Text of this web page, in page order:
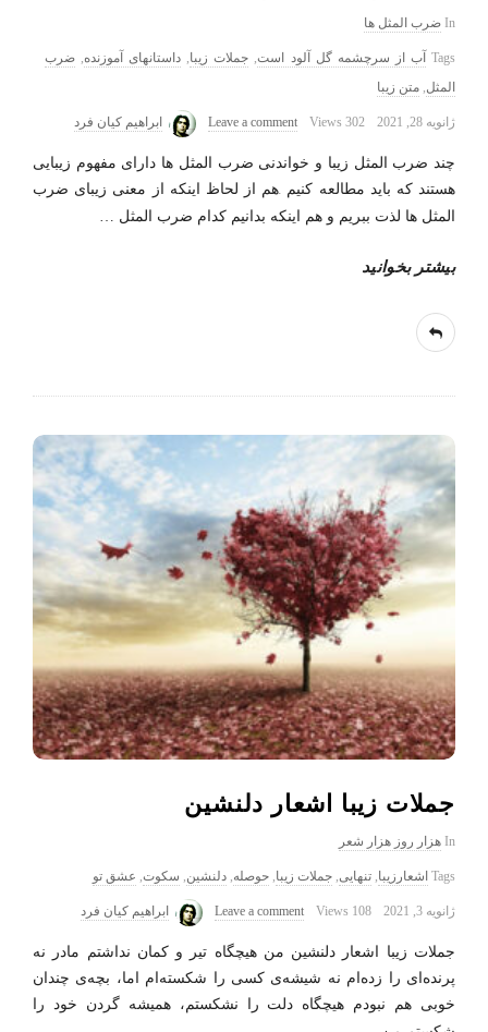
In ضرب المثل ها
Tags آب از سرچشمه گل آلود است, جملات زیبا, داستانهای آموزنده, ضرب
المثل, متن زیبا
ژانویه 28, 2021 302 Views
Leave a comment ابراهیم کیان فرد
چند ضرب المثل زیبا و خواندنی ضرب المثل ها دارای مفهوم زیبایی
هستند که باید مطالعه کنیم .هم از لحاظ اینکه از معنی زیبای ضرب
المثل ها لذت ببریم و هم اینکه بدانیم کدام ضرب المثل
بیشتر بخوانید
جملات زیبا اشعار دلنشین
In هزار روز هزار شعر
Tags اشعارزیبا, تنهایی, جملات زیبا, حوصله, دلنشین, سکوت, عشق تو
ژانویه 3, 2021 108 Views
Leave a comment ابراهیم کیان فرد
جملات زیبا اشعار دلنشین من هیچگاه تیر و کمان نداشتم مادر نه
پرنده‌ای را زده‌ام نه شیشه‌ی کسی را شکسته‌ام اما، بچه‌ی چندان
خوبی هم نبودم هیچگاه دلت را نشکستم، همیشه گردن خود را